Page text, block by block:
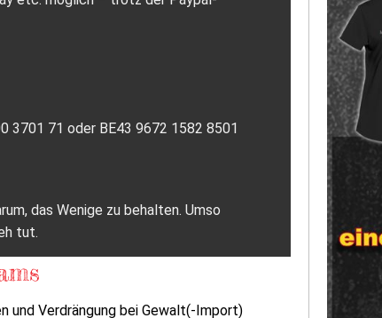
3701 71 oder BE43 9672 1582 8501
das Wenige zu behalten. Umso
tut.
und Verdrängung bei Gewalt(-Import)